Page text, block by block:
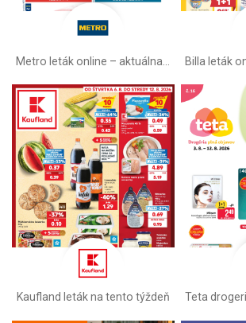
Kaufland leták na tento týždeň